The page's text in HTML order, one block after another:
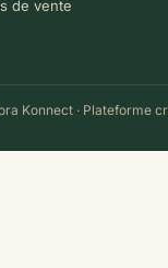
de vente
Konnect· Plateforme